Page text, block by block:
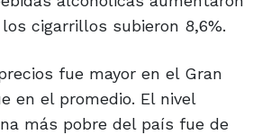
cigarrillos subieron 8,6%.
fue mayor en el Gran
en el promedio. El nivel
más pobre del país fue de